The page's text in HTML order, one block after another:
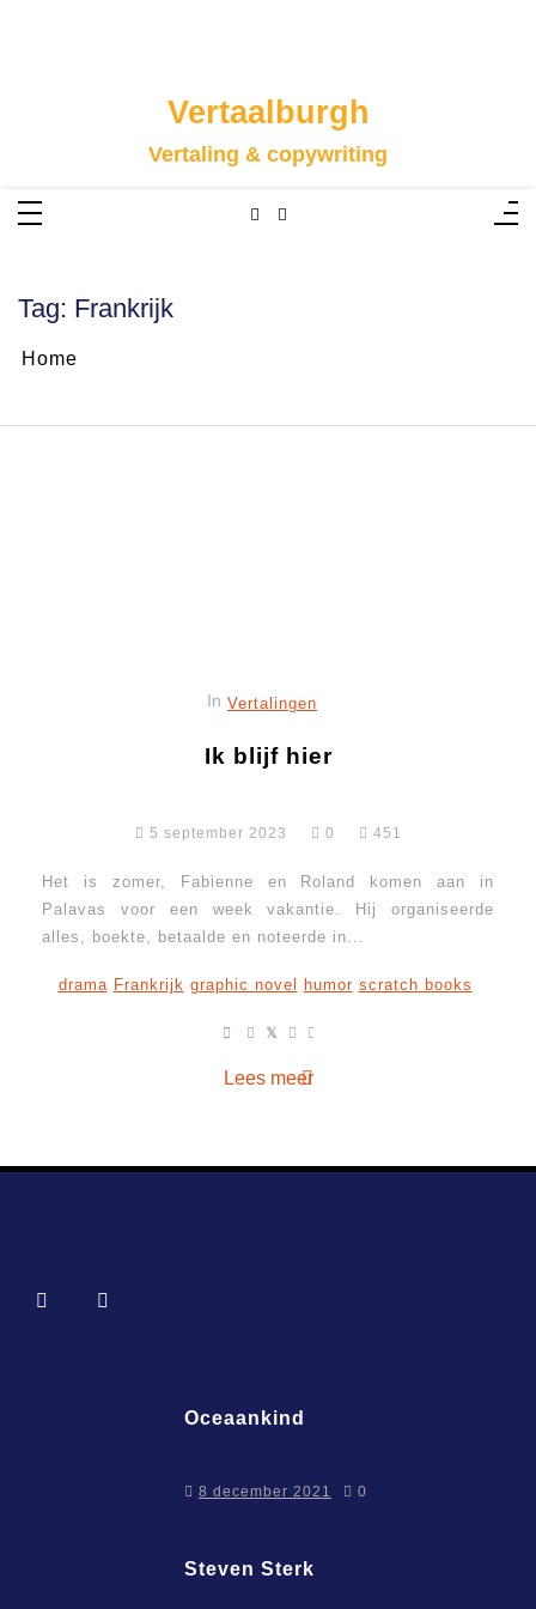
Vertaalburgh
Vertaling & copywriting
Tag: Frankrijk
Home
In Vertalingen
Ik blijf hier
5 september 2023 0 451
Het is zomer, Fabienne en Roland komen aan in
Palavas voor een week vakantie. Hij organiseerde
alles, boekte, betaalde en noteerde in...
drama Frankrijk graphic novel humor scratch books
Lees meer
Oceaankind
8 december 2021 0
Steven Sterk